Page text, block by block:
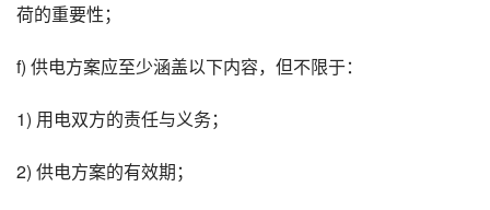
荷的重要性；
f) 供电方案应至少涵盖以下内容，但不限于：
1) 用电双方的责任与义务；
2) 供电方案的有效期；